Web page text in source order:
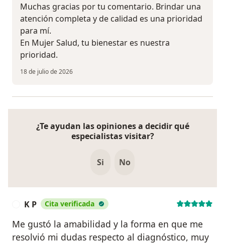
Muchas gracias por tu comentario. Brindar una
atención completa y de calidad es una prioridad
para mí.
En Mujer Salud, tu bienestar es nuestra
prioridad.
18 de julio de 2026
¿Te ayudan las opiniones a decidir qué
especialistas visitar?
Si No
K P Cita verificada
Me gustó la amabilidad y la forma en que me
resolvió mi dudas respecto al diagnóstico, muy